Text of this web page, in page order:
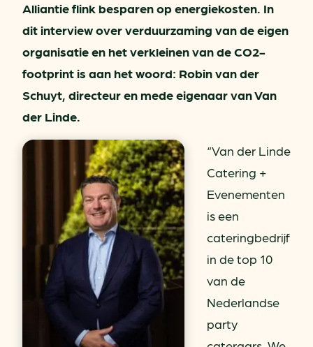
Alliantie flink besparen op energiekosten. In
dit interview over verduurzaming van de eigen
organisatie en het verkleinen van de CO2-
footprint is aan het woord: Robin van der
Schuyt, directeur en mede eigenaar van Van
der Linde.
“Van der Linde
Catering +
Evenementen
is een
cateringbedrijf
in de top 10
van de
Nederlandse
party